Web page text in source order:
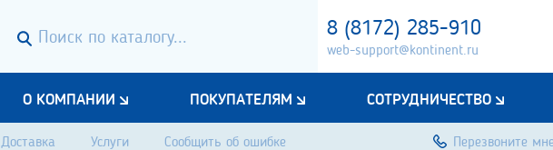
8 (8172) 285-910
web-support@kontinent.ru
О КОМПАНИИ ПОКУПАТЕЛЯМ СОТРУДНИЧЕСТВО
Доставка Услуги Сообщить об ошибке Перезвоните